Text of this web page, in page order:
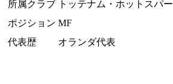
所属クラブ トッテナム・ホットスパー
ポジション MF
代表歴
オランダ代表